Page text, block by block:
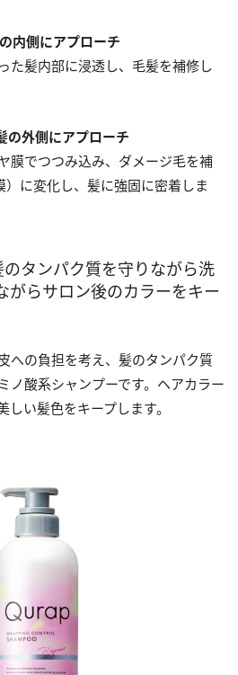
内側にアプローチ
た髪内部に浸透し、毛髪を補修し
の外側にアプローチ
膜でつつみ込み、ダメージ毛を補
に変化し、髪に強固に密着しま
タンパク質を守りながら洗
がらサロン後のカラーをキー
への負担を考え、髪のタンパク質
ノ酸系シャンプーです。ヘアカラー
い髪色をキープします。